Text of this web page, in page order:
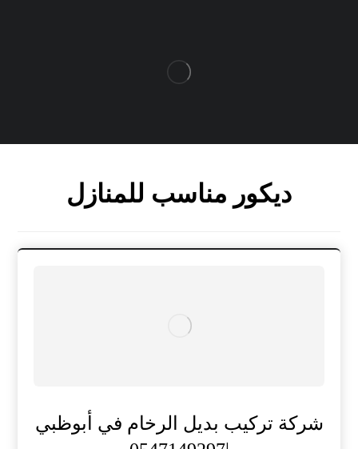
ديكور مناسب للمنازل
شركة تركيب بديل الرخام في أبوظبي